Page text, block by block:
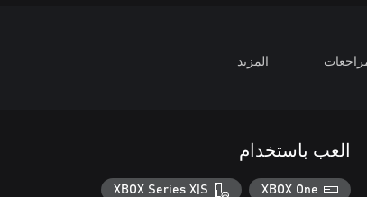
المزيد
العب باستخدام
XBOX One
XBOX Series X|S